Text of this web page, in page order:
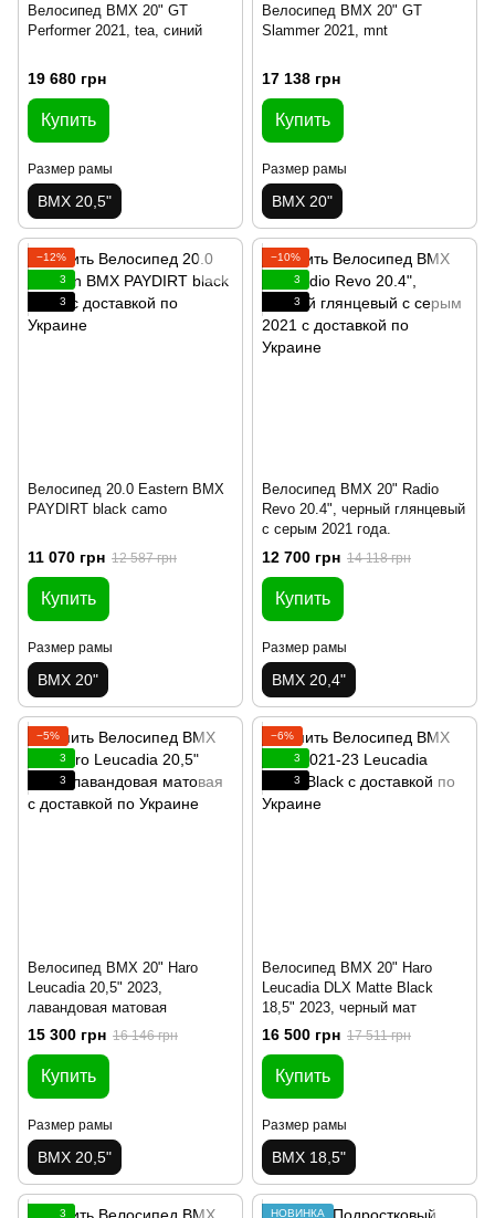
Велосипед BMX 20" GT
Performer 2021, tea, синий
19 680 грн
Купить
Размер рамы
BMX 20,5"
Велосипед BMX 20" GT
Slammer 2021, mnt
17 138 грн
Купить
Размер рамы
BMX 20"
−12%
3
3
Велосипед 20.0 Eastern BMX
PAYDIRT black camo
11 070 грн 12 587 грн
Купить
Размер рамы
BMX 20"
−10%
3
3
Велосипед BMX 20" Radio
Revo 20.4", черный глянцевый
с серым 2021 года.
12 700 грн 14 118 грн
Купить
Размер рамы
BMX 20,4"
−5%
3
3
Велосипед BMX 20" Haro
Leucadia 20,5" 2023,
лавандовая матовая
15 300 грн 16 146 грн
Купить
Размер рамы
BMX 20,5"
−6%
3
3
Велосипед BMX 20" Haro
Leucadia DLX Matte Black
18,5" 2023, черный мат
16 500 грн 17 511 грн
Купить
Размер рамы
BMX 18,5"
3
НОВИНКА